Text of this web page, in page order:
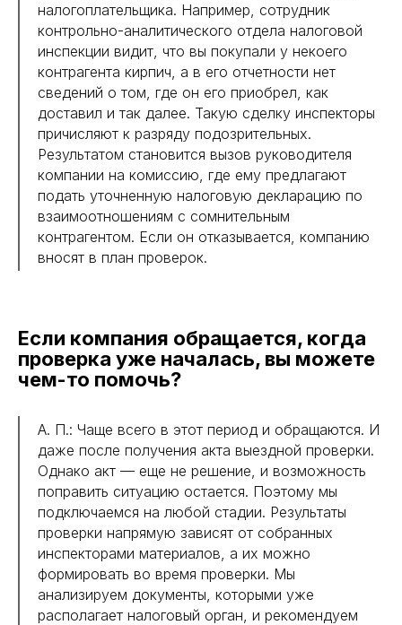
налогоплательщика. Например, сотрудник
контрольно-аналитического отдела налоговой
инспекции видит, что вы покупали у некоего
контрагента кирпич, а в его отчетности нет
сведений о том, где он его приобрел, как
доставил и так далее. Такую сделку инспекторы
причисляют к разряду подозрительных.
Результатом становится вызов руководителя
компании на комиссию, где ему предлагают
подать уточненную налоговую декларацию по
взаимоотношениям с сомнительным
контрагентом. Если он отказывается, компанию
вносят в план проверок.
Если компания обращается, когда
проверка уже началась, вы можете
чем-то помочь?
А. П.: Чаще всего в этот период и обращаются. И
даже после получения акта выездной проверки.
Однако акт — еще не решение, и возможность
поправить ситуацию остается. Поэтому мы
подключаемся на любой стадии. Результаты
проверки напрямую зависят от собранных
инспекторами материалов, а их можно
формировать во время проверки. Мы
анализируем документы, которыми уже
располагает налоговый орган, и рекомендуем